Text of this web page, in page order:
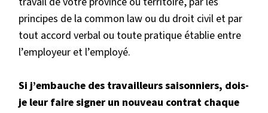
principes de la common law ou du droit civil et par
tout accord verbal ou toute pratique établie entre
l’employeur et l’employé.
Si j’embauche des travailleurs saisonniers, dois-
je leur faire signer un nouveau contrat chaque